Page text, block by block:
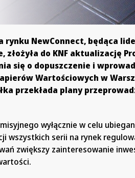
rynku NewConnect, będąca
do KNF aktualizację
się o dopuszczenie i
Wartościowych w
przekłada plany
wyłącznie w celu
serii na rynek
zwiększy zainteresowanie